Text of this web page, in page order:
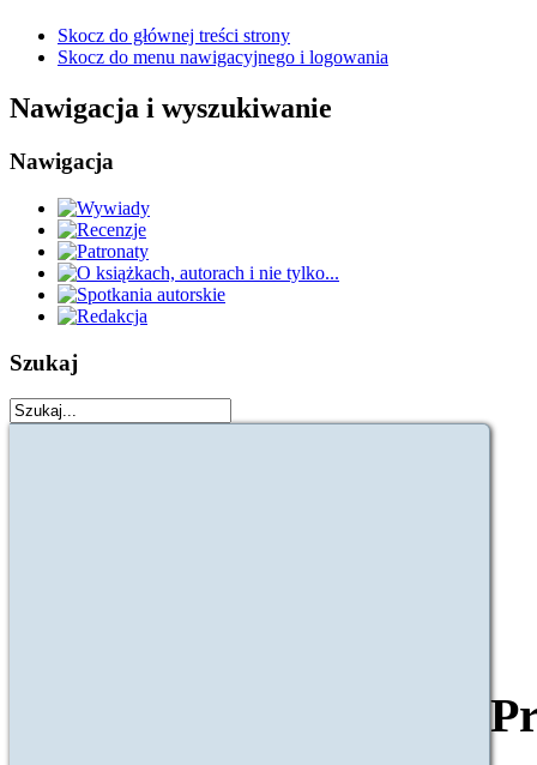
Skocz do głównej treści strony
Skocz do menu nawigacyjnego i logowania
Nawigacja i wyszukiwanie
Nawigacja
Szukaj